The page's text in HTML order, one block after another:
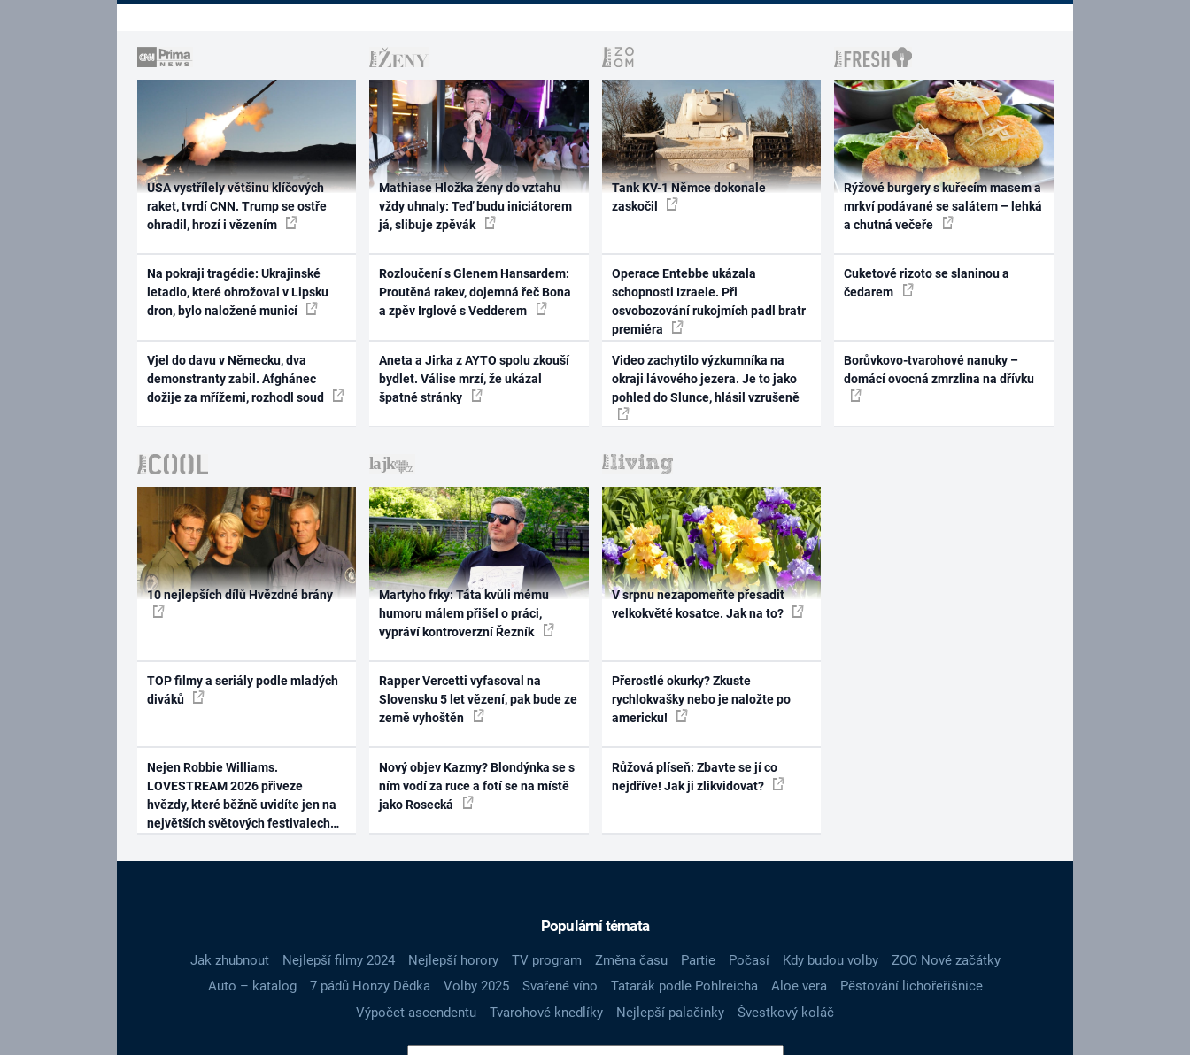
USA vystřílely většinu klíčových
raket, tvrdí CNN. Trump se ostře
ohradil, hrozí i vězením
Na pokraji tragédie: Ukrajinské
letadlo, které ohrožoval v Lipsku
dron, bylo naložené municí
Vjel do davu v Německu, dva
demonstranty zabil. Afghánec
dožije za mřížemi, rozhodl soud
Mathiase Hložka ženy do vztahu
vždy uhnaly: Teď budu iniciátorem
já, slibuje zpěvák
Rozloučení s Glenem Hansardem:
Proutěná rakev, dojemná řeč Bona
a zpěv Irglové s Vedderem
Aneta a Jirka z AYTO spolu zkouší
bydlet. Válise mrzí, že ukázal
špatné stránky
Tank KV-1 Němce dokonale
zaskočil
Operace Entebbe ukázala
schopnosti Izraele. Při
osvobozování rukojmích padl bratr
premiéra
Video zachytilo výzkumníka na
okraji lávového jezera. Je to jako
pohled do Slunce, hlásil vzrušeně
Rýžové burgery s kuřecím masem a
mrkví podávané se salátem – lehká
a chutná večeře
Cuketové rizoto se slaninou a
čedarem
Borůvkovo-tvarohové nanuky –
domácí ovocná zmrzlina na dřívku
10 nejlepších dílů Hvězdné brány
TOP filmy a seriály podle mladých
diváků
Nejen Robbie Williams.
LOVESTREAM 2026 přiveze
hvězdy, které běžně uvidíte jen na
největších světových festivalech
Martyho frky: Táta kvůli mému
humoru málem přišel o práci,
vypráví kontroverzní Řezník
Rapper Vercetti vyfasoval na
Slovensku 5 let vězení, pak bude ze
země vyhoštěn
Nový objev Kazmy? Blondýnka se s
ním vodí za ruce a fotí se na místě
jako Rosecká
V srpnu nezapomeňte přesadit
velkokvěté kosatce. Jak na to?
Přerostlé okurky? Zkuste
rychlokvašky nebo je naložte po
americku!
Růžová plíseň: Zbavte se jí co
nejdříve! Jak ji zlikvidovat?
Populární témata
Jak zhubnout Nejlepší filmy 2024 Nejlepší horory TV program Změna času Partie Počasí Kdy budou volby
ZOO Nové začátky
Auto – katalog
7 pádů Honzy Dědka Volby 2025 Svařené víno Tatarák podle Pohlreicha Aloe vera
Pěstování lichořeřišnice
Výpočet ascendentu
Tvarohové knedlíky Nejlepší palačinky Švestkový koláč